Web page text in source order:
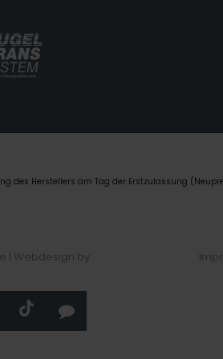
des Herstellers am Tag der Erstzulassung
| Webdesign by